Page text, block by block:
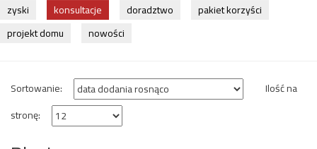
zyski konsultacje doradztwo
pakiet korzyści
projekt domu
nowości
Sortowanie:
Ilość na
stronę: